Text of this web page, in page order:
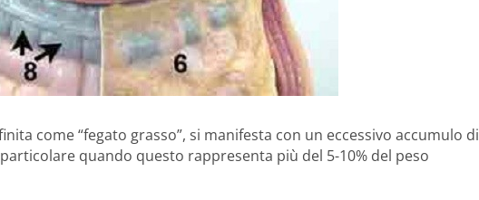
come “fegato grasso”, si manifesta con un eccessivo accumulo di
quando questo rappresenta più del 5-10% del peso